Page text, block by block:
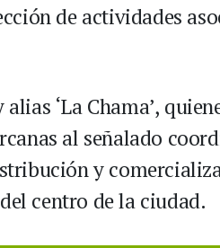
de actividades
‘La Chama’,
al señalado
y
centro de la ciudad.